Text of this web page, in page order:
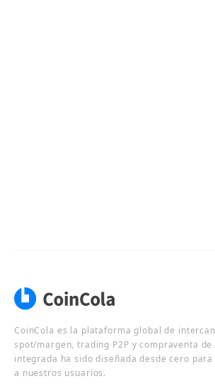
CoinCola es la plataforma global de
spot/margen, trading P2P y compraventa
integrada ha sido diseñada desde cero
a nuestros usuarios.